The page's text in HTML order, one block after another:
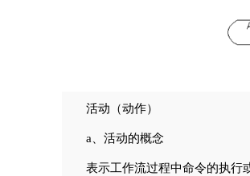
活动（动作）
a、活动的概念
表示工作流过程中命令的执行